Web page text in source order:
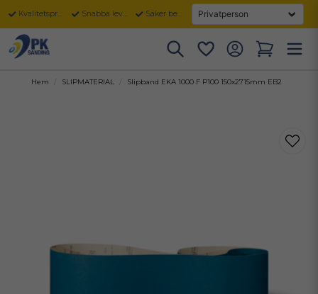
Kvalitetsprodukter Snabba leveranser Säker betalning
Hem SLIPMATERIAL Slipband EKA 1000 F P100 150x2715mm EB2